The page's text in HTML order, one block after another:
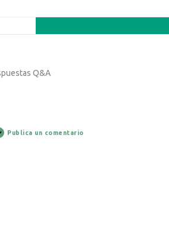
Q&A
Publica un comentario